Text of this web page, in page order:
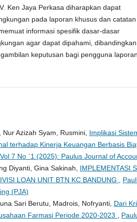
Ken Jaya Perkasa diharapkan dapat
pada laporan khusus dan
informasi spesifik dasar-dasar
agar dapat dipahami,
keputusan bagi pengguna laporan
Azizah Syam, Rusmini, Implikasi
terhadap Kinerja Keuangan Berbasis
7 No `1 (2025): Paulus Journal of
Diyanti, Gina Sakinah, IMPLEMENTASI
LOAN UNIT BTN KC BANDUNG
(PJA)
Sari Berutu, Madrois, Nofryanti, Dari
Farmasi Periode 2020-2023